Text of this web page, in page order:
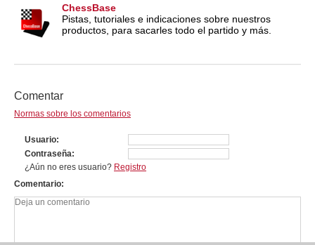
ChessBase
Pistas, tutoriales e indicaciones sobre nuestros
productos, para sacarles todo el partido y más.
Comentar
Normas sobre los comentarios
Usuario
Contraseña
¿Aún no eres usuario? Registro
Comentario